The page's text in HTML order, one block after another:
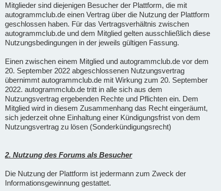
Mitglieder sind diejenigen Besucher der Plattform, die mit
autogrammclub.de einen Vertrag über die Nutzung der Plattform
geschlossen haben. Für das Vertragsverhältnis zwischen
autogrammclub.de und dem Mitglied gelten ausschließlich diese
Nutzungsbedingungen in der jeweils gültigen Fassung.
Einen zwischen einem Mitglied und autogrammclub.de vor dem
20. September 2022 abgeschlossenen Nutzungsvertrag
übernimmt autogrammclub.de mit Wirkung zum 20. September
2022. autogrammclub.de tritt in alle sich aus dem
Nutzungsvertrag ergebenden Rechte und Pflichten ein. Dem
Mitglied wird in diesem Zusammenhang das Recht eingeräumt,
sich jederzeit ohne Einhaltung einer Kündigungsfrist von dem
Nutzungsvertrag zu lösen (Sonderkündigungsrecht)
2. Nutzung des Forums als Besucher
Die Nutzung der Plattform ist jedermann zum Zweck der
Informationsgewinnung gestattet.